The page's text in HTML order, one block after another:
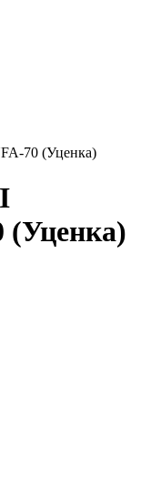
70 (Уценка)
(Уценка)